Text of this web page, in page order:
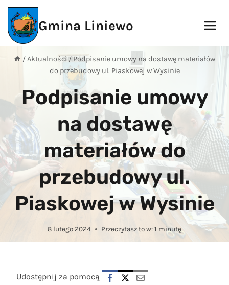
Przejdź
treści
Gmina Liniewo
/Aktualności/ Podpisanie umowy na dostawę materiałów
do przebudowy ul. Piaskowej w Wysinie
Podpisanie umowy
na dostawę
materiałów do
przebudowy ul.
Piaskowej w Wysinie
8 lutego 2024 Przeczytasz to w: 1 minutę
Udostępnij za pomocą